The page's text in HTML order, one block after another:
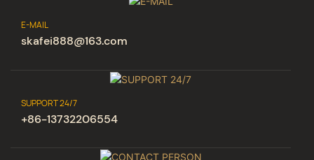
E-MAIL
skafei888@163.com
SUPPORT 24/7
+86-13732206554